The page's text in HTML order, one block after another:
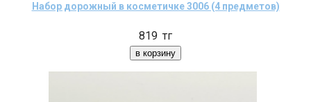
Набор дорожный в косметичке 3006 (4 предметов)
819 тг